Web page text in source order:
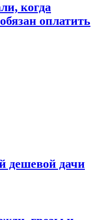
когда
оплатить
дешевой дачи